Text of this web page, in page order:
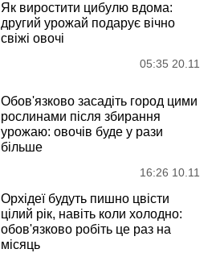
Як виростити цибулю вдома:
другий урожай подарує вічно
свіжі овочі
05:35 20.11
Обов'язково засадіть город цими
рослинами після збирання
урожаю: овочів буде у рази
більше
16:26 10.11
Орхідеї будуть пишно цвісти
цілий рік, навіть коли холодно:
обов'язково робіть це раз на
місяць